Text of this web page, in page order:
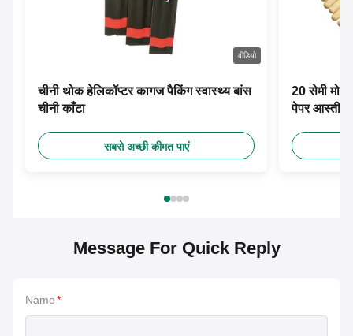
वीडियो
चीनी थोक हेलिकॉप्टर कागज पैकिंग स्वास्थ्य बांस
चीनी काँटा
सबसे अच्छी कीमत पाएं
20 सेमी
पेपर आस्तीन
Message For Quick Reply
Name*